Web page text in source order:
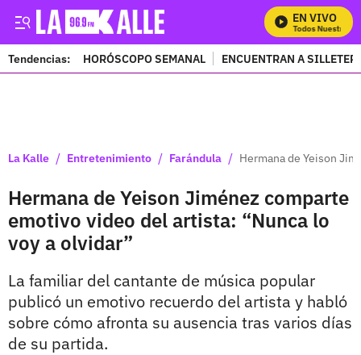
EN VIVO
Mira Todos Nuestros
Tendencias: HORÓSCOPO SEMANAL ENCUENTRAN A
La Kalle / Entretenimiento / Farándula / Hermana de Yeison
Hermana de Yeison Jiménez comparte
emotivo video del artista: “Nunca lo
voy a olvidar”
La familiar del cantante de música popular
publicó un emotivo recuerdo del artista y habló
sobre cómo afronta su ausencia tras varios días
de su partida.